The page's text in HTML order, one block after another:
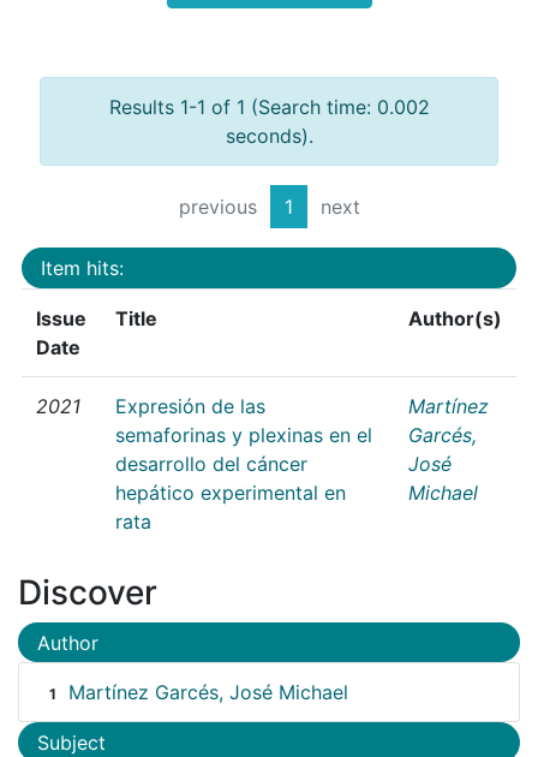
Results 1-1 of 1 (Search time: 0.002
seconds).
previous 1 next
Item hits:
Issue
Date
Title Author(s)
2021
Expresión de las
semaforinas y plexinas en el
desarrollo del cáncer
hepático experimental en
rata
Martínez
Garcés,
José
Michael
Discover
Author
1 Martínez Garcés, José Michael
Subject